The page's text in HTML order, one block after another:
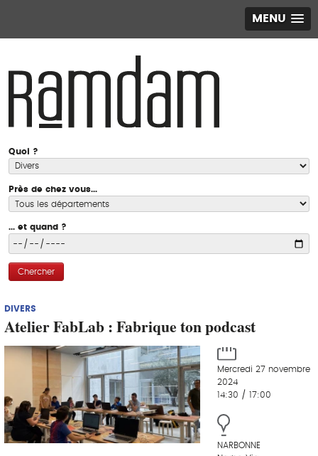
MENU
Quoi ?
Près de chez vous...
... et quand ?
Chercher
DIVERS
Atelier FabLab : Fabrique ton podcast
Mercredi 27 novembre
2024
14:30 / 17:00
NARBONNE